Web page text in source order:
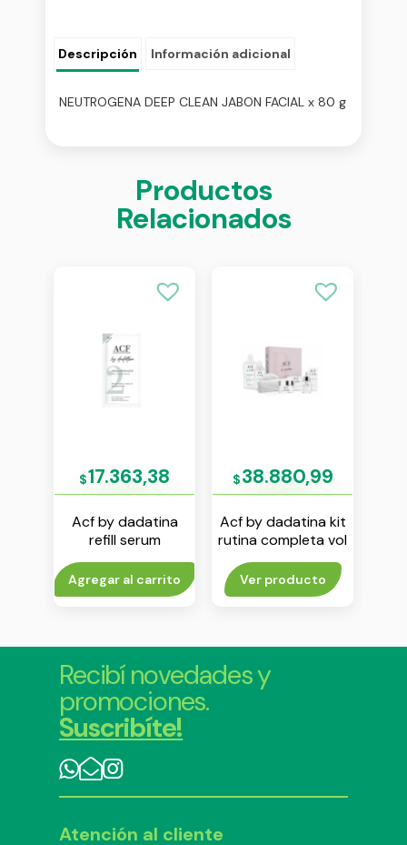
Descripción Información adicional
NEUTROGENA DEEP CLEAN JABON FACIAL x 80 g
Productos
Relacionados
$17.363,38
Acf by dadatina
refill serum
reparador vol 2 x
30 ml
Agregar al carrito
$38.880,99
Acf by dadatina kit
rutina completa vol
1
Ver producto
Recibí novedades y
promociones.
Suscribíte!
Atención al cliente